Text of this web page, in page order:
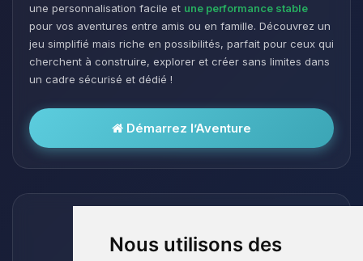
Nous utilisons des
une personnalisation facile et une performance stable
pour vos aventures entre amis ou en famille. Découvrez un
jeu simplifié mais riche en possibilités, parfait pour ceux qui
cherchent à construire, explorer et créer sans limites dans
un cadre sécurisé et dédié !
Démarrez l’Aventure